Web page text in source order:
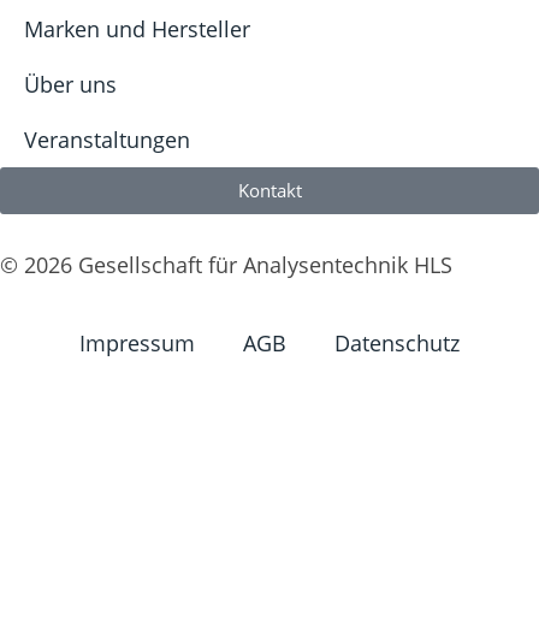
Marken und Hersteller
Über uns
Veranstaltungen
Kontakt
© 2026 Gesellschaft für Analysentechnik HLS
Impressum AGB Datenschutz